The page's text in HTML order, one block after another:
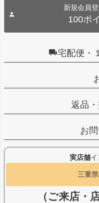
新規会員
100ポ
宅配便・
返品
お
実店舗
三重
（ご来店・